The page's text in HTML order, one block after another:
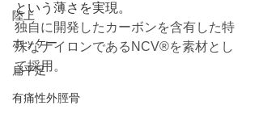
陸上
ホッケー
扁平足
有痛性外脛骨
という薄さを実現。
独自に開発したカーボンを含有した特
殊なナイロンであるNCV®を素材とし
て採用。